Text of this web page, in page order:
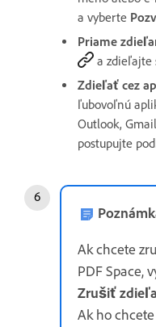
a vyberte
Priame
a zdieľajte
Zdieľať cez
ľubovoľnú
Outlook,
postupujte
Ak chcete
PDF Space,
Zrušiť
Ak ho